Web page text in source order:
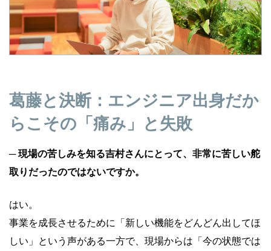
葛藤と決断：エンジニア出身だか
らこその「痛み」と失敗
─ 現場の苦しみを知る吉村さんにとって、非常に苦しい舵
取りだったのではないですか。
はい。
事業を成長させるために「新しい機能をどんどん出してほ
しい」という声がある一方で、現場からは「今の状態では